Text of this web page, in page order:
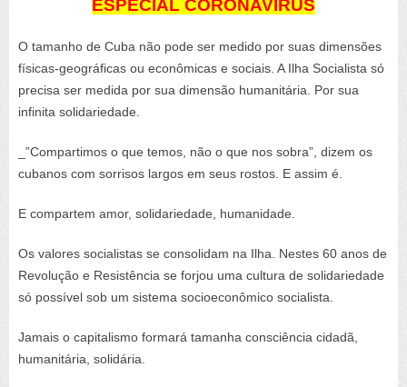
ESPECIAL CORONAVÍRUS
O tamanho de Cuba não pode ser medido por suas dimensões
físicas-geográficas ou econômicas e sociais. A Ilha Socialista só
precisa ser medida por sua dimensão humanitária. Por sua
infinita solidariedade.
_”Compartimos o que temos, não o que nos sobra”, dizem os
cubanos com sorrisos largos em seus rostos. E assim é.
E compartem amor, solidariedade, humanidade.
Os valores socialistas se consolidam na Ilha. Nestes 60 anos de
Revolução e Resistência se forjou uma cultura de solidariedade
só possível sob um sistema socioeconômico socialista.
Jamais o capitalismo formará tamanha consciência cidadã,
humanitária, solidária.